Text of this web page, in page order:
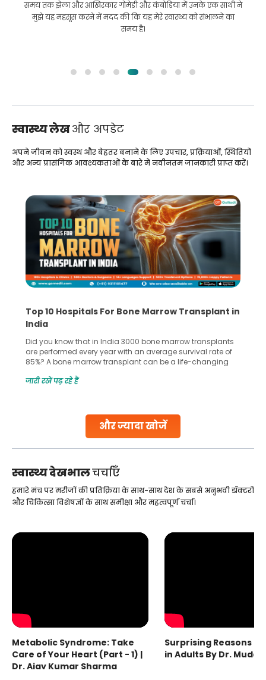
सिरोसिस का पता चला था, तो मेरे पास जाने के लिए कहीं नहीं था। मेरे पैसे
कम थे और मुझे नहीं पता था कि क्या करना है। मुझे बांग्लादेश में GoMedi
के एक भागीदार के रूप में संपर्क किया गया था।
स्वास्थ्य लेखऔर अपडेट
और ज्यादा खोजें
अपने जीवन को स्वस्थ और बेहतर बनाने के लिए उपचार, प्रक्रियाओं, स्थितियों
और अन्य प्रासंगिक आवश्यकताओं के बारे में नवीनतम जानकारी प्राप्त करें।
Top 10 Hospitals For Bone Marrow Transplant in
India
Did you know that in India 3000 bone marrow transplants
are performed every year with an average survival rate of
85%? A bone marrow transplant can be a life-changing
make all the difference. India has some of the world’s
जारी रखें पढ़ रहे हैं
स्वास्थ्य देखभालचर्चाएँ
हमारे मंच पर मरीजों की प्रतिक्रिया के साथ-साथ देश के सबसे अनुभवी डॉक्टरों
और चिकित्सा विशेषज्ञों के साथ समीक्षा और महत्वपूर्ण चर्चा।
Metabolic Syndrome: Take
Care of Your Heart (Part - 1) |
Dr. Ajay Kumar Sharma
Surprising Reasons
in Adults By Dr.